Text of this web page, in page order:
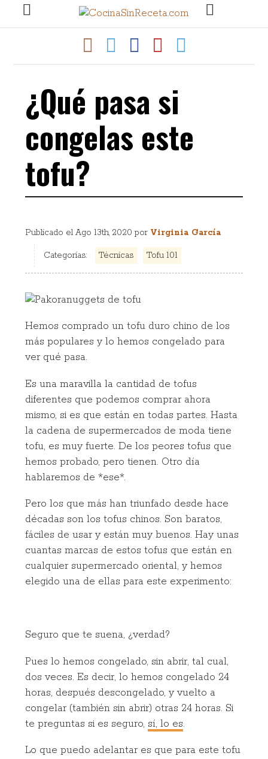
¿Qué pasa si
congelas este
tofu?
Publicado elAgo 13th, 2020 por Virginia García
Categorías: Técnicas Tofu 101
Hemos comprado un tofu duro chino de los
más populares y lo hemos congelado para
ver qué pasa.
Es una maravilla la cantidad de tofus
diferentes que podemos comprar ahora
mismo, si es que están en todas partes. Hasta
la cadena de supermercados de moda tiene
tofu, es muy fuerte. De los peores tofus que
hemos probado, pero tienen. Otro día
hablaremos de *ese*.
Pero los que más han triunfado desde hace
décadas son los tofus chinos. Son baratos,
fáciles de usar y están muy buenos. Hay unas
cuantas marcas de estos tofus que están en
cualquier supermercado oriental, y hemos
elegido una de ellas para este experimento:
Seguro que te suena, ¿verdad?
Pues lo hemos congelado, sin abrir, tal cual,
dos veces. Es decir, lo hemos congelado 24
horas, después descongelado, y vuelto a
congelar (también sin abrir) otras 24 horas. Si
te preguntas si es seguro, sí, lo es.
Lo que puedo adelantar es que para este tofu